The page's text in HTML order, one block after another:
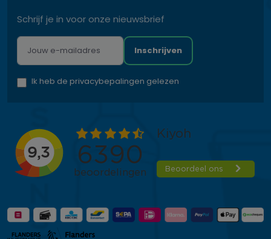
Schrijf je in voor onze nieuwsbrief
Inschrijven
Ik heb de privacybepalingen gelezen